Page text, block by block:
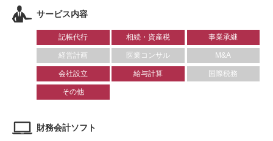
サービス内容
記帳代行 相続・資産税 事業承継
経営計画 医業コンサル M&A
会社設立 給与計算 国際税務
その他
財務会計ソフト